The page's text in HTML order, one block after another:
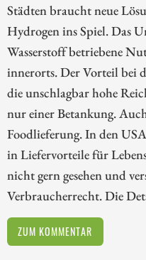
Städten braucht neue
Hydrogen ins Spiel. Das
Wasserstoff betriebene
innerorts. Der Vorteil bei
die unschlagbar hohe
nur einer Betankung.
Foodlieferung. In den
in Liefervorteile für
nicht gern gesehen und
Verbraucherrecht. Die
ZUM KOMMENTAR